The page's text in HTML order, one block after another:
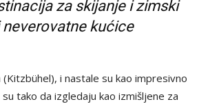
za skijanje i zimski
kućice
i nastale su kao impresivno
tako da izgledaju kao izmišljene za